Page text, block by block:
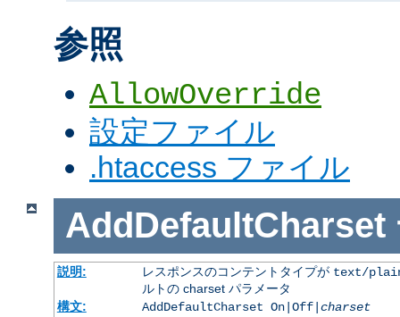
参照
AllowOverride
設定ファイル
.htaccess ファイル
AddDefaultCharset
説明: レスポンスのコンテントタイプが text/
ルトの charset パラメータ
構文:
AddDefaultCharset On|Off| charset